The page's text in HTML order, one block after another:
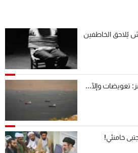
الخاطفين
تعويضات وإلّا...
خامنئي!
وظائف
شروط الإسـتخدام
سياسة الخصوصية